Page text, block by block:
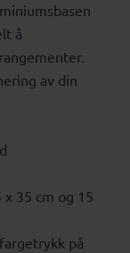
å
av din
35 cm og 15
på